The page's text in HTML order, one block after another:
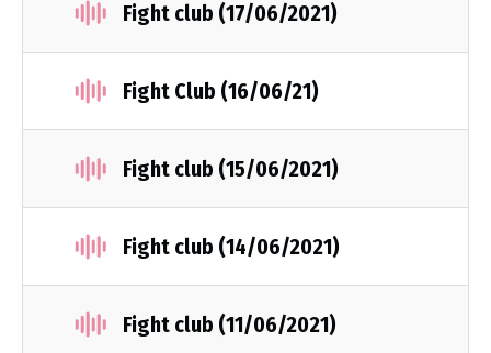
Fight club (17/06/2021)
Fight Club (16/06/21)
Fight club (15/06/2021)
Fight club (14/06/2021)
Fight club (11/06/2021)